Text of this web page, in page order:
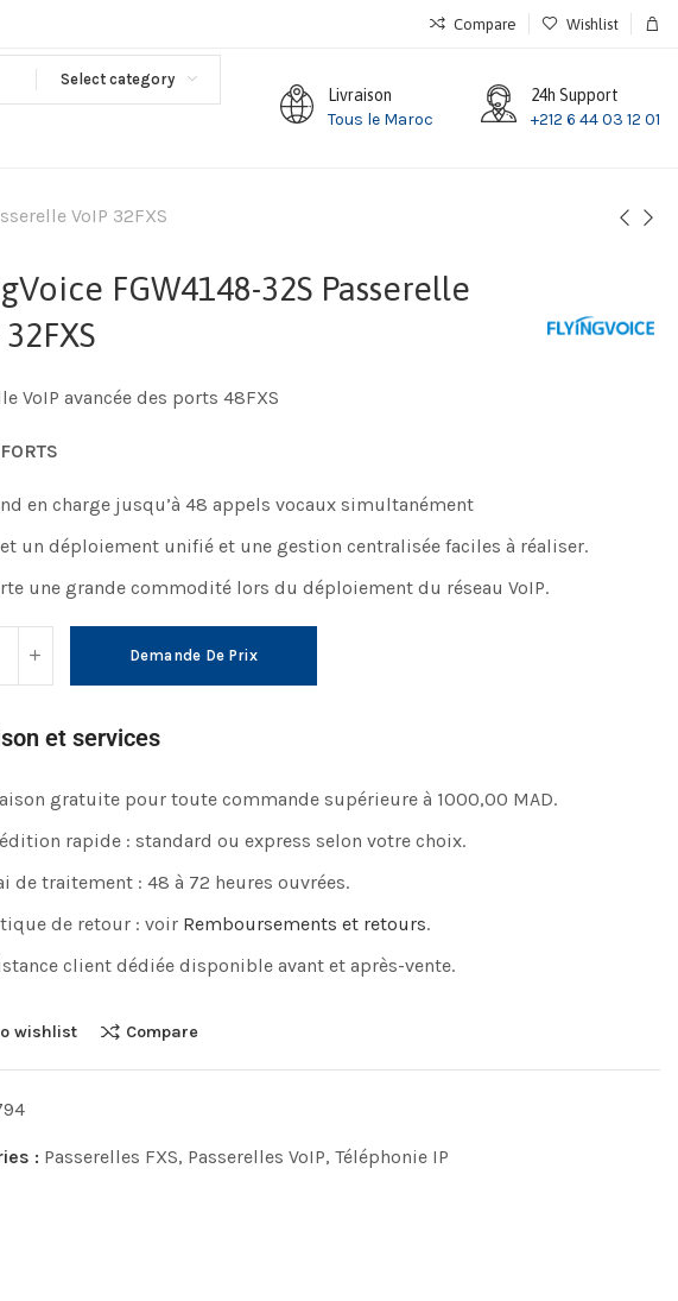
Compare Wishlist
Select category
Livraison
Tous le Maroc
24h Support
+212 6 44 03 12 01
VoIP 32FXS
FGW4148-32S Passerelle
VoIP avancée des ports 48FXS
en charge jusqu’à 48 appels vocaux simultanément
un déploiement unifié et une gestion centralisée faciles à réaliser.
une grande commodité lors du déploiement du réseau VoIP.
Demande De Prix
et services
gratuite pour toute commande supérieure à 1000,00 MAD.
rapide : standard ou express selon votre choix.
de traitement : 48 à 72 heures ouvrées.
de retour : voir Remboursements et retours.
client dédiée disponible avant et après-vente.
wishlist Compare
: Passerelles FXS, Passerelles VoIP, Téléphonie IP